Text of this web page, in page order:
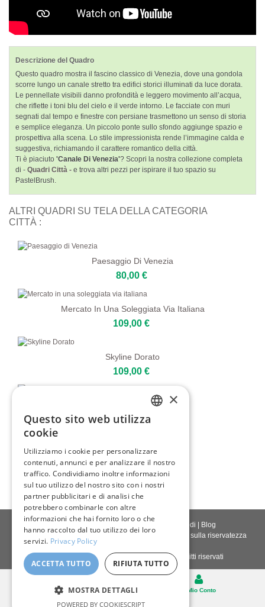
Descrizione del Quadro
Questo quadro mostra il fascino classico di Venezia, dove una gondola
scorre lungo un canale stretto tra edifici storici illuminati da luce dorata.
Le pennellate visibili danno profondità e leggero movimento all’acqua,
che riflette i toni blu del cielo e il verde intorno. Le facciate con muri
segnati dal tempo e finestre con persiane trasmettono un senso di storia
e semplice eleganza. Un piccolo ponte sullo sfondo aggiunge spazio e
prospettiva alla scena. Lo stile impressionista rende l’immagine calda e
suggestiva, richiamando il carattere romantico della città.
Ti è piaciuto 'Canale Di Venezia'? Scopri la nostra collezione completa
di - Quadri Città - e trova altri pezzi per ispirare il tuo spazio su
PastelBrush.
ALTRI QUADRI SU TELA DELLA CATEGORIA
CITTÀ :
Paesaggio Di Venezia
80,00 €
Mercato In Una Soleggiata Via Italiana
109,00 €
Skyline Dorato
109,00 €
Gondola Veneziana
80,00 €
Bella Grecia
80,00 €
Accedi | Blog
Politica di consegna| Politica di restituzione Politica sulla riservatezza
Diritto d'autore © 2026 - Tutti i diritti riservati
Desktop
Carello Il Mio Conto
GERMAN
FRENCH
×
Questo sito web utilizza
cookie
Utilizziamo i cookie per personalizzare
contenuti, annunci e per analizzare il nostro
traffico. Condividiamo inoltre informazioni
sul tuo utilizzo del nostro sito con i nostri
partner pubblicitari e di analisi che
potrebbero combinarle con altre
informazioni che hai fornito loro o che
hanno raccolto dal tuo utilizzo dei loro
servizi. Privacy Policy
ACCETTA TUTTO RIFIUTA TUTTO
MOSTRA DETTAGLI
POWERED BY COOKIESCRIPT